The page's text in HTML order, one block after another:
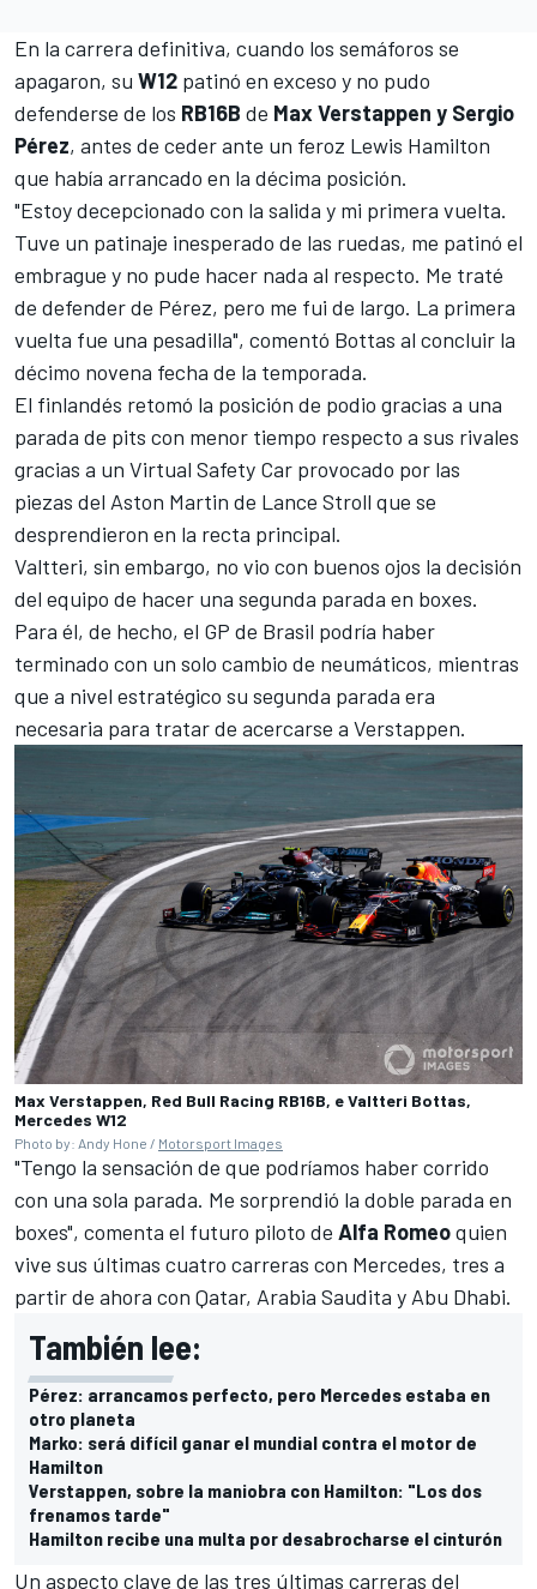
En la carrera definitiva, cuando los semáforos se
apagaron, su W12 patinó en exceso y no pudo
defenderse de los RB16B de Max Verstappen y Sergio
Pérez, antes de ceder ante un feroz Lewis Hamilton
que había arrancado en la décima posición.
"Estoy decepcionado con la salida y mi primera vuelta.
Tuve un patinaje inesperado de las ruedas, me patinó el
embrague y no pude hacer nada al respecto. Me traté
de defender de Pérez, pero me fui de largo. La primera
vuelta fue una pesadilla", comentó Bottas al concluir la
décimo novena fecha de la temporada.
El finlandés retomó la posición de podio gracias a una
parada de pits con menor tiempo respecto a sus rivales
gracias a un Virtual Safety Car provocado por las
piezas del Aston Martin de Lance Stroll que se
desprendieron en la recta principal.
Valtteri, sin embargo, no vio con buenos ojos la decisión
del equipo de hacer una segunda parada en boxes.
Para él, de hecho, el GP de Brasil podría haber
terminado con un solo cambio de neumáticos, mientras
que a nivel estratégico su segunda parada era
necesaria para tratar de acercarse a Verstappen.
Max Verstappen, Red Bull Racing RB16B, e Valtteri Bottas,
Mercedes W12
Photo by: Andy Hone / Motorsport Images
"Tengo la sensación de que podríamos haber corrido
con una sola parada. Me sorprendió la doble parada en
boxes", comenta el futuro piloto de Alfa Romeoquien
vive sus últimas cuatro carreras con Mercedes, tres a
partir de ahora con Qatar, Arabia Saudita y Abu Dhabi.
También lee:
Pérez: arrancamos perfecto, pero Mercedes estaba en
otro planeta
Marko: será difícil ganar el mundial contra el motor de
Hamilton
Verstappen, sobre la maniobra con Hamilton: "Los dos
frenamos tarde"
Hamilton recibe una multa por desabrocharse el cinturón
Un aspecto clave de las tres últimas carreras del